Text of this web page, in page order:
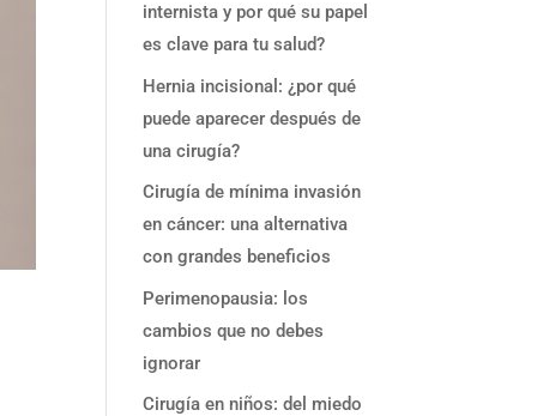
internista y por qué su papel
es clave para tu salud?
Hernia incisional: ¿por qué
puede aparecer después de
una cirugía?
Cirugía de mínima invasión
en cáncer: una alternativa
con grandes beneficios
Perimenopausia: los
cambios que no debes
ignorar
Cirugía en niños: del miedo